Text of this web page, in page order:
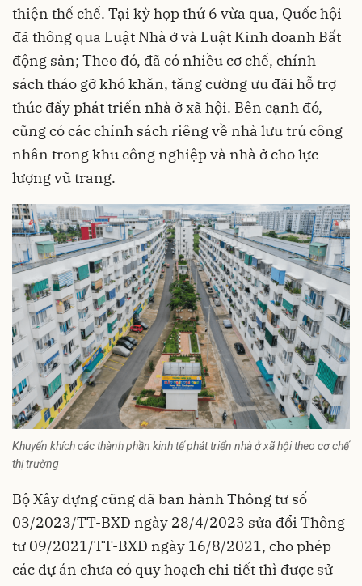
thiện thể chế. Tại kỳ họp thứ 6 vừa qua, Quốc hội
đã thông qua Luật Nhà ở và Luật Kinh doanh Bất
động sản; Theo đó, đã có nhiều cơ chế, chính
sách tháo gỡ khó khăn, tăng cường ưu đãi hỗ trợ
thúc đẩy phát triển nhà ở xã hội. Bên cạnh đó,
cũng có các chính sách riêng về nhà lưu trú công
nhân trong khu công nghiệp và nhà ở cho lực
lượng vũ trang.
Khuyến khích các thành phần kinh tế phát triển nhà ở xã hội theo cơ chế
thị trường
Bộ Xây dựng cũng đã ban hành Thông tư số
03/2023/TT-BXD ngày 28/4/2023 sửa đổi Thông
tư 09/2021/TT-BXD ngày 16/8/2021, cho phép
các dự án chưa có quy hoạch chi tiết thì được sử